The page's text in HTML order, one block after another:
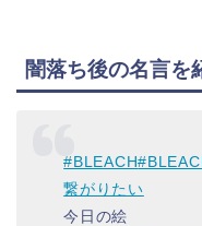
闇落ち後の名言を
#BLEACH
繋がりたい
今日の絵